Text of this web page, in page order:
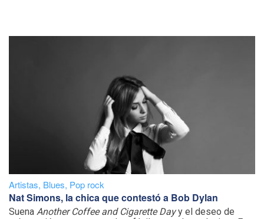
Artistas, Blues, Pop rock
Nat Simons, la chica que contestó a Bob Dylan
Suena Another Coffee and Cigarette Dayy el deseo de